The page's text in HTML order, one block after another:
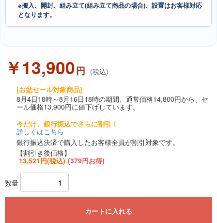
※搬入、開封、組み立て(組み立て商品の場合)、設置はお客様対応
となります。
￥13,900円 (税込)
[お盆セール対象商品]
8月4日18時～8月16日18時の期間、通常価格14,800円から、セ
ール価格13,900円に値下げしています。
今だけ、銀行振込でさらに割引！
詳しくはこちら
銀行振込決済で購入したお客様全員が割引対象です。
【割引き後価格】
13,521円(税込) (379円お得)
数量
カートに入れる